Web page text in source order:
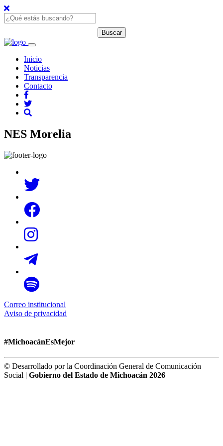
Inicio
Noticias
Transparencia
Contacto
NES Morelia
Correo institucional
Aviso de privacidad
#MichoacánEsMejor
© Desarrollado por la Coordinación General de Comunicación
Social | Gobierno del Estado de Michoacán 2026